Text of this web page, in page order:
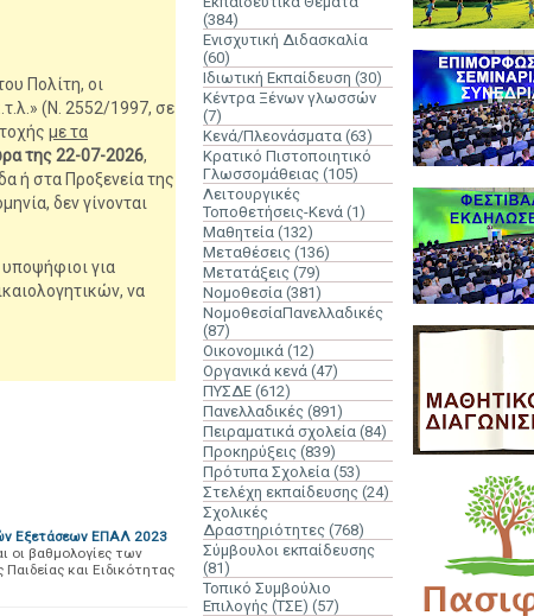
Πολίτη, οι
(Ν. 2552/1997, σε
με τα
της 22-07-2026,
ή στα Προξενεία της
δεν γίνονται
για
να
Εξετάσεων ΕΠΑΛ 2023
οι βαθμολογίες των
και Ειδικότητας
(384)
Ενισχυτική Διδασκαλία
(60)
Ιδιωτική Εκπαίδευση (30)
Κέντρα Ξένων γλωσσών
(7)
Κενά/Πλεονάσματα (63)
Κρατικό Πιστοποιητικό
Γλωσσομάθειας (105)
Λειτουργικές
Τοποθετήσεις-Κενά (1)
Μαθητεία (132)
Μεταθέσεις (136)
Μετατάξεις (79)
Νομοθεσία (381)
ΝομοθεσίαΠανελλαδικές
(87)
Οικονομικά (12)
Οργανικά κενά (47)
ΠΥΣΔΕ (612)
Πανελλαδικές (891)
Πειραματικά σχολεία (84)
Προκηρύξεις (839)
Πρότυπα Σχολεία (53)
Στελέχη εκπαίδευσης (24)
Σχολικές
Δραστηριότητες (768)
Σύμβουλοι εκπαίδευσης
(81)
Τοπικό Συμβούλιο
Επιλογής (ΤΣΕ) (57)